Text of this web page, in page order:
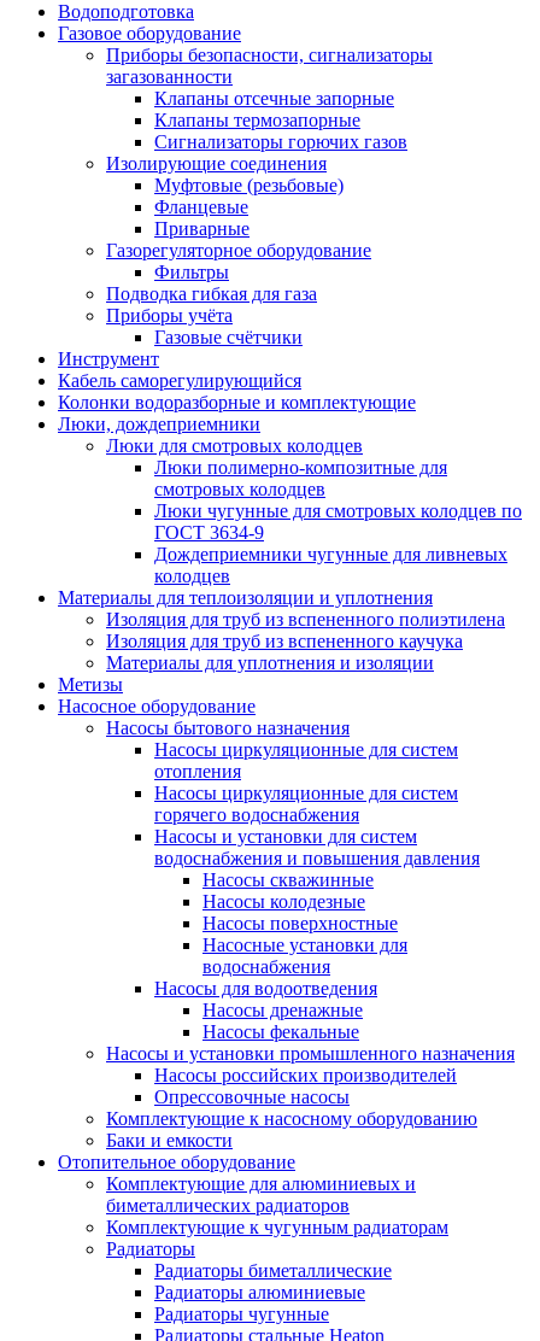
Водоподготовка
Газовое оборудование
Приборы безопасности, сигнализаторы
загазованности
Клапаны отсечные запорные
Клапаны термозапорные
Сигнализаторы горючих газов
Изолирующие соединения
Муфтовые (резьбовые)
Фланцевые
Приварные
Газорегуляторное оборудование
Фильтры
Подводка гибкая для газа
Приборы учёта
Газовые счётчики
Инструмент
Кабель саморегулирующийся
Колонки водоразборные и комплектующие
Люки, дождеприемники
Люки для смотровых колодцев
Люки полимерно-композитные для
смотровых колодцев
Люки чугунные для смотровых колодцев по
ГОСТ 3634-9
Дождеприемники чугунные для ливневых
колодцев
Материалы для теплоизоляции и уплотнения
Изоляция для труб из вспененного полиэтилена
Изоляция для труб из вспененного каучука
Материалы для уплотнения и изоляции
Метизы
Насосное оборудование
Насосы бытового назначения
Насосы циркуляционные для систем
отопления
Насосы циркуляционные для систем
горячего водоснабжения
Насосы и установки для систем
водоснабжения и повышения давления
Насосы скважинные
Насосы колодезные
Насосы поверхностные
Насосные установки для
водоснабжения
Насосы для водоотведения
Насосы дренажные
Насосы фекальные
Насосы и установки промышленного назначения
Насосы российских производителей
Опрессовочные насосы
Комплектующие к насосному оборудованию
Баки и емкости
Отопительное оборудование
Комплектующие для алюминиевых и
биметаллических радиаторов
Комплектующие к чугунным радиаторам
Радиаторы
Радиаторы биметаллические
Радиаторы алюминиевые
Радиаторы чугунные
Радиаторы стальные Heaton